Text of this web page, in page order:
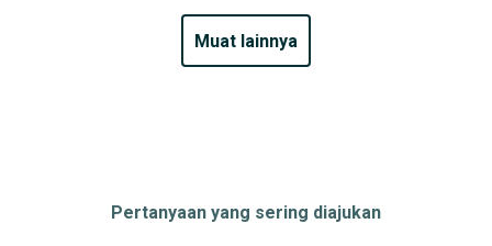
muat lainnya
Pertanyaan yang sering diajukan